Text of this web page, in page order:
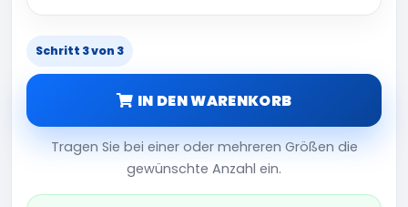
Schritt 3 von 3
IN DEN WARENKORB
Tragen Sie bei einer oder mehreren Größen die
gewünschte Anzahl ein.